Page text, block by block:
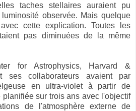
taches stellaires auraient pu
observée. Mais quelque
cette explication. Toutes les
pas diminuées de la même
for Astrophysics, Harvard &
ses collaborateurs avaient par
en ultra-violet à partir de
sur trois ans avec l'objectif
de l'atmosphère externe de